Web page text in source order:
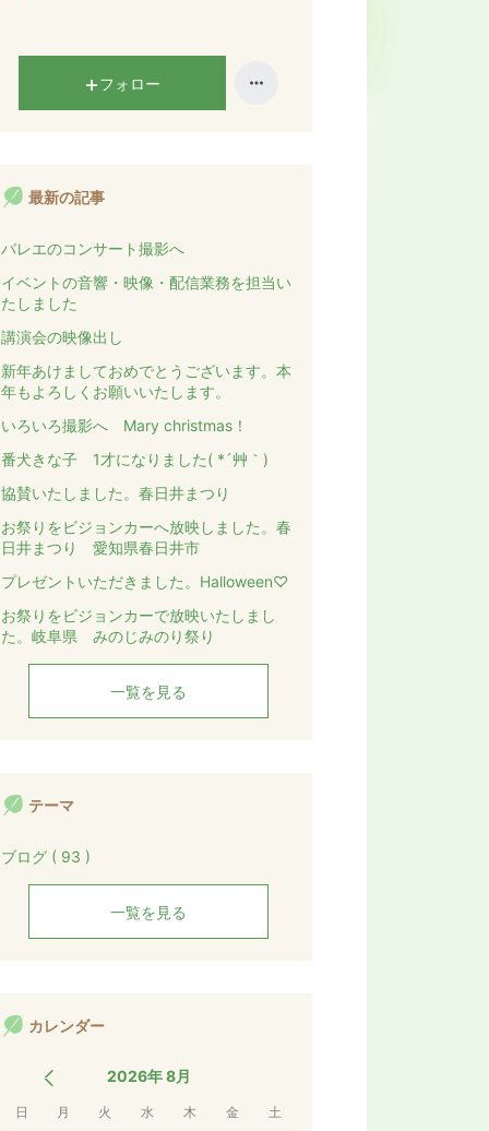
フォロー
最新の記事
バレエのコンサート撮影へ
イベントの音響・映像・配信業務を担当い
たしました
講演会の映像出し
新年あけましておめでとうございます。本
年もよろしくお願いいたします。
いろいろ撮影へ Mary christmas！
番犬きな子 1才になりました( *´艸｀)
協賛いたしました。春日井まつり
お祭りをビジョンカーへ放映しました。春
日井まつり 愛知県春日井市
プレゼントいただきました。Halloween♡
お祭りをビジョンカーで放映いたしまし
た。岐阜県 みのじみのり祭り
一覧を見る
テーマ
ブログ ( 93 )
一覧を見る
カレンダー
2026年 8月
日 月 火 水 木 金 土